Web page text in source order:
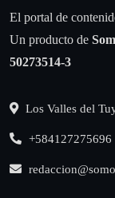
El portal de
Un producto de
50273514-3
Los Valles del
+584127275696